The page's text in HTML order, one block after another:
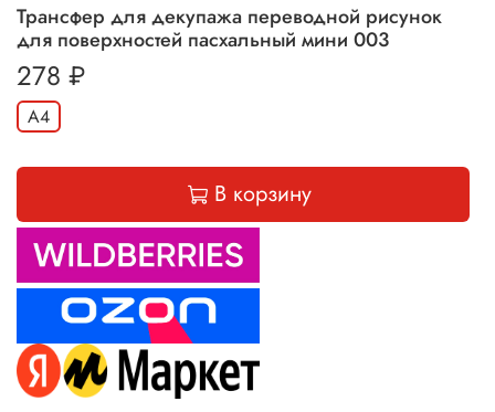
Трансфер для декупажа переводной рисунок
для поверхностей пасхальный мини 003
278 ₽
А4
В корзину